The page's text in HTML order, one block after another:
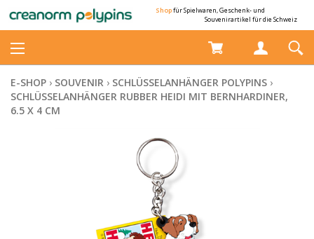
Shopfür Spielwaren, Geschenk- und
Souvenirartikel für die Schweiz
E-SHOP › SOUVENIR › SCHLÜSSELANHÄNGER POLYPINS ›
SCHLÜSSELANHÄNGER RUBBER HEIDI MIT BERNHARDINER,
6.5 X 4 CM